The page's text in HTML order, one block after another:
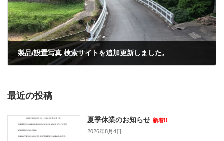
製品/設置写真 検索サイトを追加更新しました。
最近の投稿
夏季休業のお知らせ 新着!!
2026年8月4日